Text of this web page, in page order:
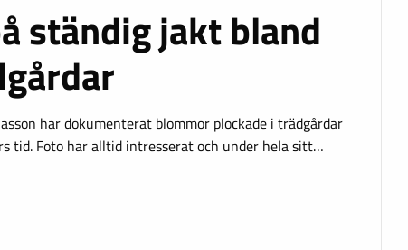
ständig jakt bland
har dokumenterat blommor plockade i trädgårdar
tid. Foto har alltid intresserat och under hela sitt…